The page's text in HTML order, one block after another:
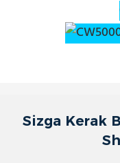
Sizga Kerak